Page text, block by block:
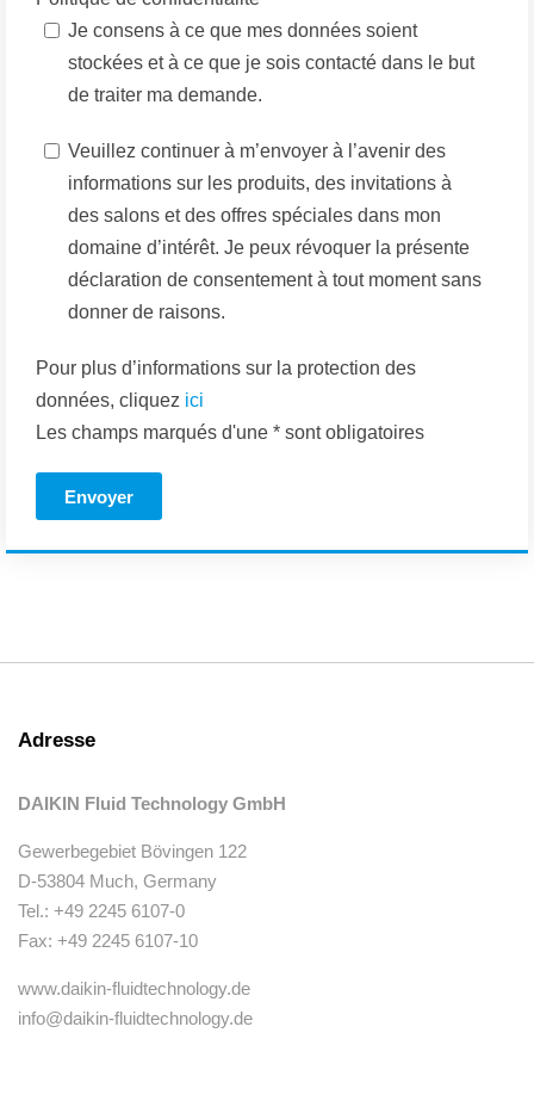
Je consens à ce que mes données soient
stockées et à ce que je sois contacté dans le but
de traiter ma demande.
Veuillez continuer à m’envoyer à l’avenir des
informations sur les produits, des invitations à
des salons et des offres spéciales dans mon
domaine d’intérêt. Je peux révoquer la présente
déclaration de consentement à tout moment sans
donner de raisons.
Pour plus d’informations sur la protection des
données, cliquez ici
Les champs marqués d'une * sont obligatoires
Envoyer
Adresse
DAIKIN Fluid Technology GmbH
Gewerbegebiet Bövingen 122
D-53804 Much, Germany
Tel.: +49 2245 6107-0
Fax: +49 2245 6107-10
www.daikin-fluidtechnology.de
info@daikin-fluidtechnology.de